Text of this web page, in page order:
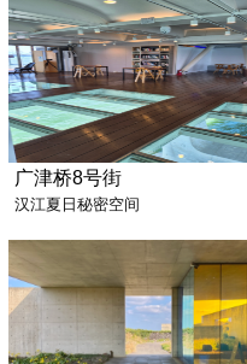
广津桥8号街
汉江夏日秘密空间